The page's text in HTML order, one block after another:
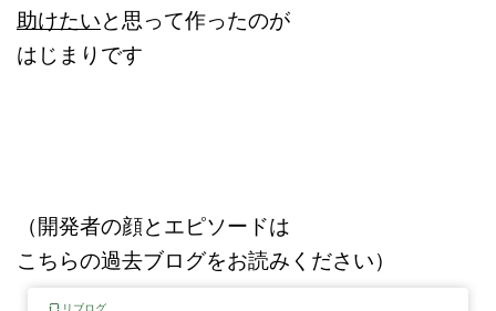
助けたいと思って作ったのが
はじまりです
（開発者の顔とエピソードは
こちらの過去ブログをお読みください）